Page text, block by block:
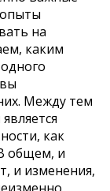
на
каким
Между тем
как
общем, и
и изменения,